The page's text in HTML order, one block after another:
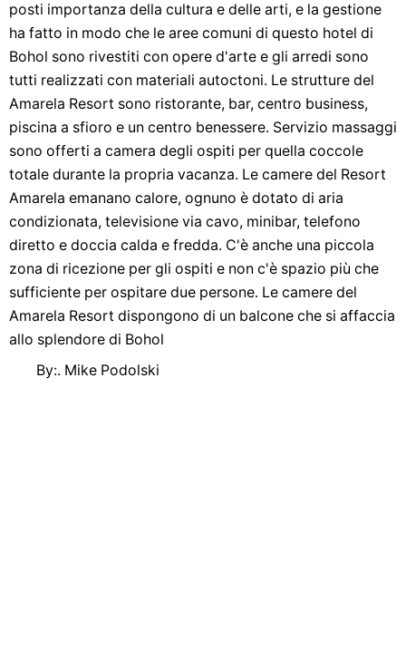
posti importanza della cultura e delle arti, e la gestione
ha fatto in modo che le aree comuni di questo hotel di
Bohol sono rivestiti con opere d'arte e gli arredi sono
tutti realizzati con materiali autoctoni. Le strutture del
Amarela Resort sono ristorante, bar, centro business,
piscina a sfioro e un centro benessere. Servizio massaggi
sono offerti a camera degli ospiti per quella coccole
totale durante la propria vacanza. Le camere del Resort
Amarela emanano calore, ognuno è dotato di aria
condizionata, televisione via cavo, minibar, telefono
diretto e doccia calda e fredda. C'è anche una piccola
zona di ricezione per gli ospiti e non c'è spazio più che
sufficiente per ospitare due persone. Le camere del
Amarela Resort dispongono di un balcone che si affaccia
allo splendore di Bohol
By:. Mike Podolski